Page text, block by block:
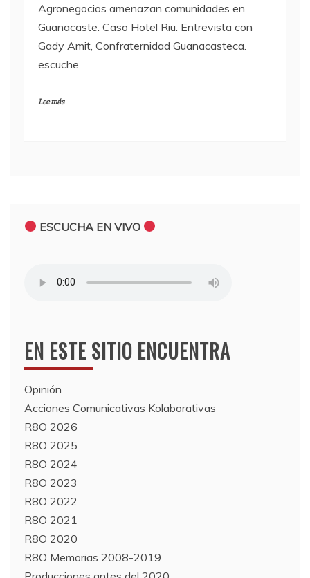
Agronegocios amenazan comunidades en
Guanacaste. Caso Hotel Riu. Entrevista con
Gady Amit, Confraternidad Guanacasteca.
escuche
Lee más
ESCUCHA EN VIVO
EN ESTE SITIO ENCUENTRA
Opinión
Acciones Comunicativas Kolaborativas
R8O 2026
R8O 2025
R8O 2024
R8O 2023
R8O 2022
R8O 2021
R8O 2020
R8O Memorias 2008-2019